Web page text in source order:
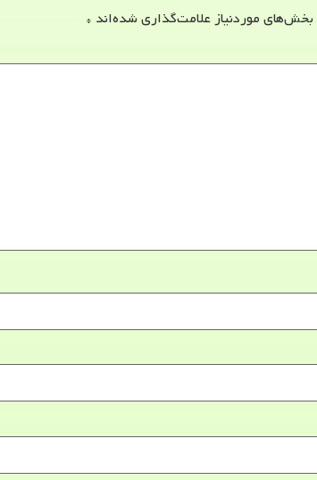
بخش‌های موردنیاز علامت‌گذاری شده‌اند *